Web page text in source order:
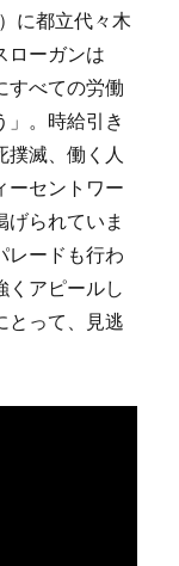
に都立代々木
ローガンは
すべての労働
」。時給引き
撲滅、働く人
ーセントワー
げられていま
レードも行わ
くアピールし
とって、見逃